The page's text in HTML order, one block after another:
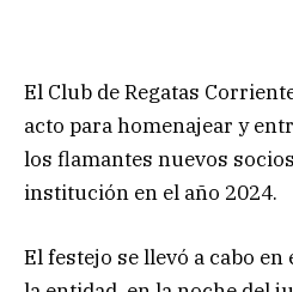
El Club de Regatas
acto para homenajear y
los flamantes nuevos
institución en el año 2024.
El festejo se llevó a cabo en